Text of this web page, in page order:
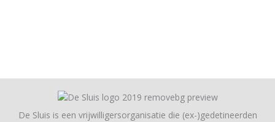
De Sluis is een vrijwilligersorganisatie die (ex-)gedetineerden